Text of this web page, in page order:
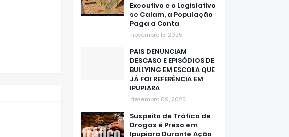
se Calam, a População
Paga a Conta
novembro 15, 2025
PAIS DENUNCIAM
DESCASO E EPISÓDIOS DE
BULLYING EM ESCOLA QUE
JÁ FOI REFERÊNCIA EM
IPUPIARA
dezembro 09, 2025
Suspeito de Tráfico de
Drogas é Preso em
Ipupiara Durante Ação
da CAESA